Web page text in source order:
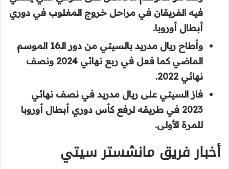
فيه الفريقان في مراحل خروج المغلوب في دوري
أبطال أوروبا.
وأطاح ريال مدريد بالسيتي من دور الـ16 الموسم
الماضي كما فعل في ربع نهائي 2024 ونصف
نهائي 2022.
فاز السيتي على ريال مدريد في نصف نهائي
2023 في طريقه لرفع كأس دوري أبطال أوروبا
للمرة الأولى.
أخبار فريق مانشستر سيتي